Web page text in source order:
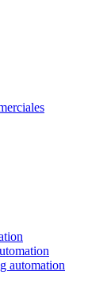
automation